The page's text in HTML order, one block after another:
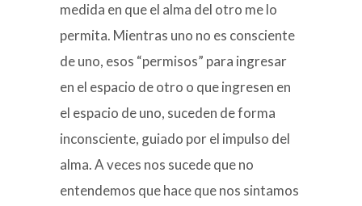
medida en que el alma del otro me lo
permita. Mientras uno no es consciente
de uno, esos “permisos” para ingresar
en el espacio de otro o que ingresen en
el espacio de uno, suceden de forma
inconsciente, guiado por el impulso del
alma. A veces nos sucede que no
entendemos que hace que nos sintamos